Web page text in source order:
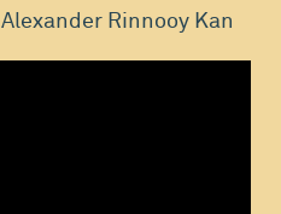
Rinnooy Kan